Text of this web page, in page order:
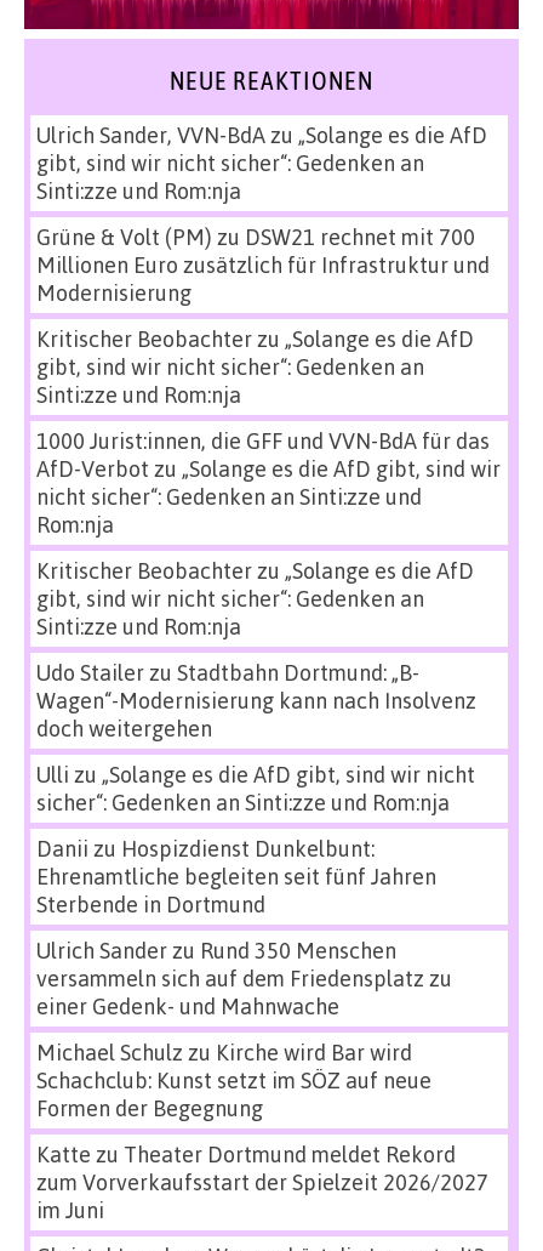
NEUE REAKTIONEN
Ulrich Sander, VVN-BdAzu „Solange es die AfD
gibt, sind wir nicht sicher“: Gedenken an
Sinti:zze und Rom:nja
Grüne & Volt (PM) zu DSW21 rechnet mit 700
Millionen Euro zusätzlich für Infrastruktur und
Modernisierung
Kritischer Beobachterzu „Solange es die AfD
gibt, sind wir nicht sicher“: Gedenken an
Sinti:zze und Rom:nja
1000 Jurist:innen, die GFF und VVN-BdA für das
AfD-Verbot zu „Solange es die AfD gibt, sind wir
nicht sicher“: Gedenken an Sinti:zze und
Rom:nja
Kritischer Beobachterzu „Solange es die AfD
gibt, sind wir nicht sicher“: Gedenken an
Sinti:zze und Rom:nja
Udo Stailerzu Stadtbahn Dortmund: „B-
Wagen“-Modernisierung kann nach Insolvenz
doch weitergehen
Ulli zu „Solange es die AfD gibt, sind wir nicht
sicher“: Gedenken an Sinti:zze und Rom:nja
Danii zu Hospizdienst Dunkelbunt:
Ehrenamtliche begleiten seit fünf Jahren
Sterbende in Dortmund
Ulrich Sanderzu Rund 350 Menschen
versammeln sich auf dem Friedensplatz zu
einer Gedenk- und Mahnwache
Michael Schulz zu Kirche wird Bar wird
Schachclub: Kunst setzt im SÖZ auf neue
Formen der Begegnung
Katte zu Theater Dortmund meldet Rekord
zum Vorverkaufsstart der Spielzeit 2026/2027
im Juni